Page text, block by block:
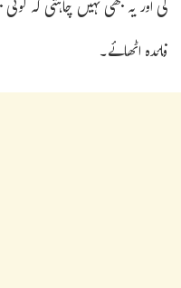
گی اور یہ بھی نہیں چاہتی کہ
فائدہ اٹھائے۔